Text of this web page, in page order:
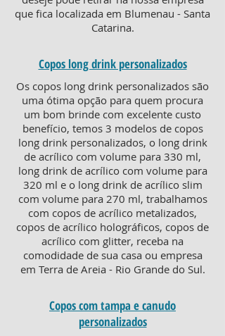
que fica localizada em Blumenau - Santa
Catarina.
Copos long drink personalizados
Os copos long drink personalizados são
uma ótima opção para quem procura
um bom brinde com excelente custo
benefício, temos 3 modelos de copos
long drink personalizados, o long drink
de acrílico com volume para 330 ml,
long drink de acrílico com volume para
320 ml e o long drink de acrílico slim
com volume para 270 ml, trabalhamos
com copos de acrílico metalizados,
copos de acrílico holográficos, copos de
acrílico com glitter, receba na
comodidade de sua casa ou empresa
em Terra de Areia - Rio Grande do Sul.
Copos com tampa e canudo
personalizados